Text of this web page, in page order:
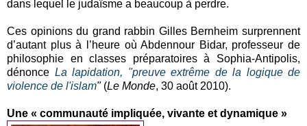
dans lequel le judaïsme a beaucoup à perdre.
Ces opinions du grand rabbin Gilles Bernheim surprennent
d’autant plus à l’heure où Abdennour Bidar, professeur de
philosophie en classes préparatoires à Sophia-Antipolis,
dénonce La lapidation, "preuve extrême de la logique de
violence de l'islam"(Le Monde, 30 août 2010).
Une « communauté impliquée, vivante et dynamique »